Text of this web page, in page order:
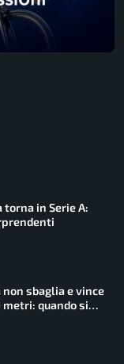
in Serie A:
sbaglia e vince
metri: quando si